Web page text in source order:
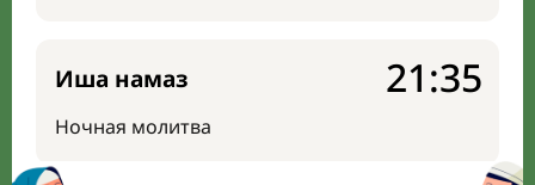
Иша намаз
Ночная молитва
21:35